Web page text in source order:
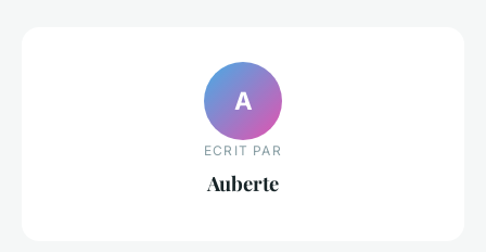
A
ECRIT PAR
Auberte